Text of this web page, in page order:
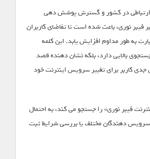
در کشور و گسترش پوشش دهی
نوری، باعث شده است تا تقاضای کاربران
به طور مداوم افزایش یابد. این کلمه
بالایی دارد، بلکه نشان دهنده قصد
جدی کاربر برای تغییر سرویس اینترنت خود
فیبر نوری» را جستجو می کند، به احتمال
سرویس دهندگان مختلف یا بررسی شرایط ثبت